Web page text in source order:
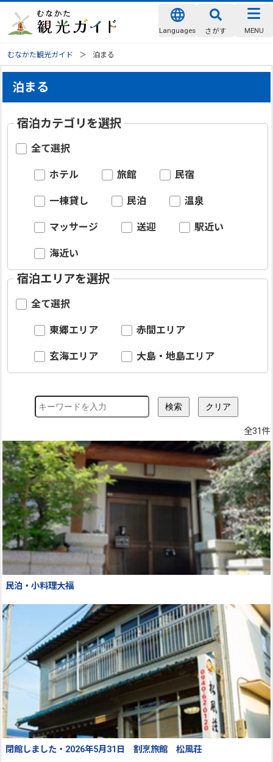
Languages さがす MENU
むなかた観光ガイド 泊まる
泊まる
宿泊カテゴリを選択
全て選択
ホテル 旅館 民宿
一棟貸し 民泊 温泉
マッサージ 送迎 駅近い
海近い
宿泊エリアを選択
全て選択
東郷エリア 赤間エリア
玄海エリア 大島・地島エリア
全31件
民泊・小料理大福
閉館しました・2026年5月31日 割烹旅館 松風荘